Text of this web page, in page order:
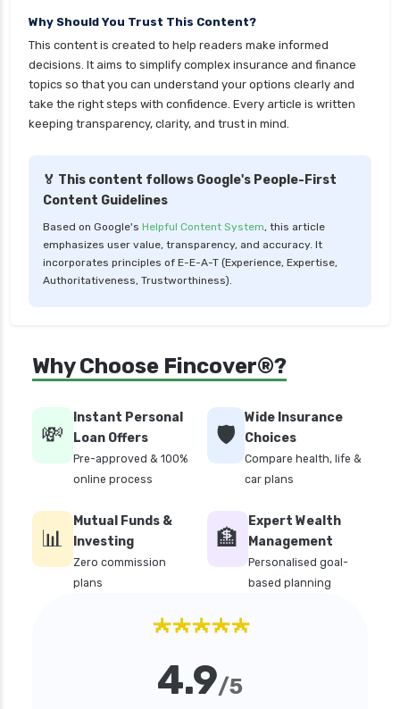
Why Should You Trust This Content?
This content is created to help readers make informed
decisions. It aims to simplify complex insurance and finance
topics so that you can understand your options clearly and
take the right steps with confidence. Every article is written
keeping transparency, clarity, and trust in mind.
🏅 This content follows Google's People-First
Content Guidelines
Based on Google's Helpful Content System, this article
emphasizes user value, transparency, and accuracy. It
incorporates principles of E-E-A-T (Experience, Expertise,
Authoritativeness, Trustworthiness).
Why Choose Fincover®?
💸
Instant Personal
Loan Offers
Pre-approved & 100%
online process
🛡️
Wide Insurance
Choices
Compare health, life &
car plans
📊
Mutual Funds &
Investing
Zero commission
plans
🏦
Expert Wealth
Management
Personalised goal-
based planning
★★★★★
4.9/5